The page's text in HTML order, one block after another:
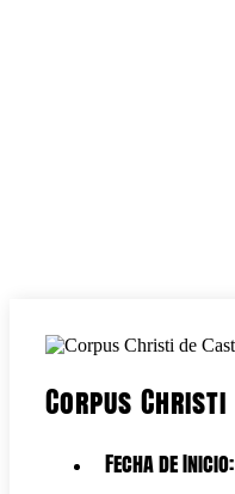
Corpus
Fecha de Inicio: